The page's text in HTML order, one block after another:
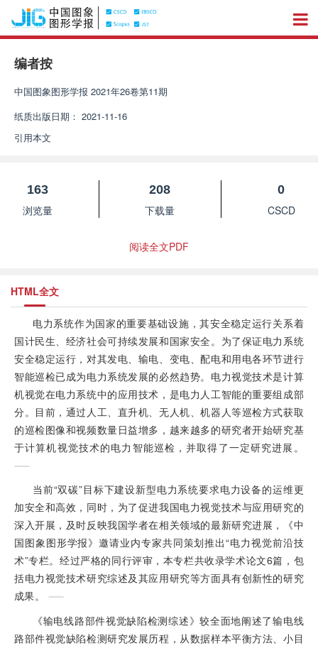
编者按
中国图象图形学报 2021年26卷第11期
纸质出版日期： 2021-11-16
引用本文
163
浏览量
208
下载量
0
CSCD
阅读全文PDF
HTML全文
电力系统作为国家的重要基础设施，其安全稳定运行关系着
国计民生、经济社会可持续发展和国家安全。为了保证电力系统
安全稳定运行，对其发电、输电、变电、配电和用电各环节进行
智能巡检已成为电力系统发展的必然趋势。电力视觉技术是计算
机视觉在电力系统中的应用技术，是电力人工智能的重要组成部
分。目前，通过人工、直升机、无人机、机器人等巡检方式获取
的巡检图像和视频数量日益增多，越来越多的研究者开始研究基
于计算机视觉技术的电力智能巡检，并取得了一定研究进展。
当前“双碳”目标下建设新型电力系统要求电力设备的运维更
加安全和高效，同时，为了促进我国电力视觉技术与应用研究的
深入开展，及时反映我国学者在相关领域的最新研究进展，《中
国图象图形学报》邀请业内专家共同策划推出“电力视觉前沿技
术”专栏。经过严格的同行评审，本专栏共收录学术论文6篇，包
括电力视觉技术研究综述及其应用研究等方面具有创新性的研究
成果。
《输电线路部件视觉缺陷检测综述》较全面地阐述了输电线
路部件视觉缺陷检测研究发展历程，从数据样本平衡方法、小目